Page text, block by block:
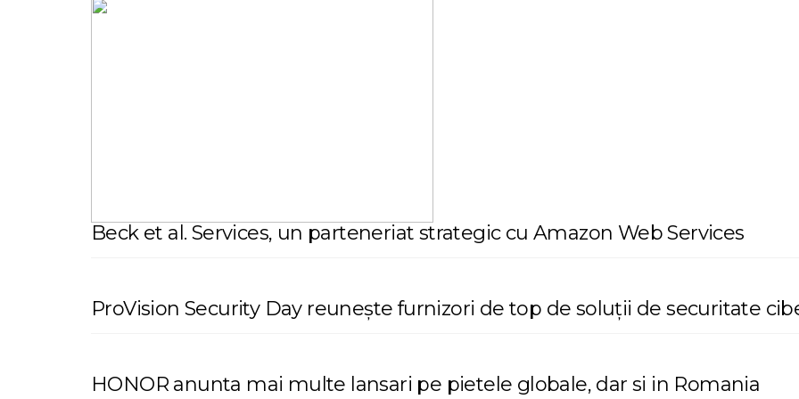
Beck et al. Services, un parteneriat strategic cu Amazon Web Services
ProVision Security Day reunește furnizori de top de soluții de securitate
HONOR anunta mai multe lansari pe pietele globale, dar si in Romania